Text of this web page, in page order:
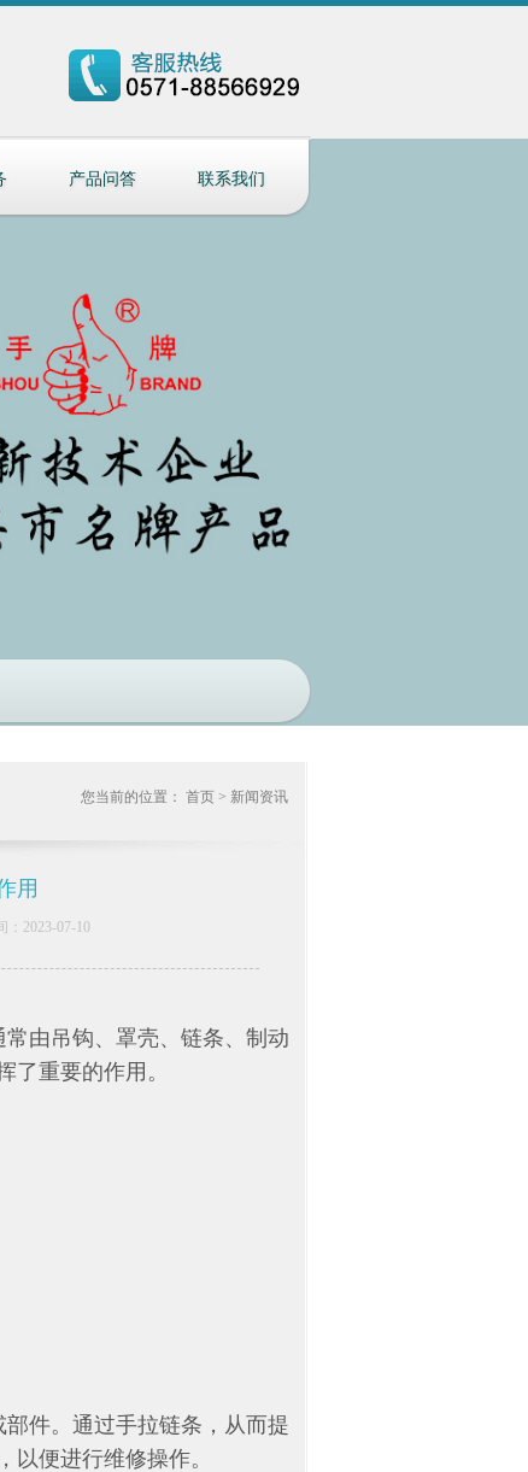
产品问答 联系我们
您当前的位置： 首页 > 新闻资讯
用
2023-07-10
由吊钩、罩壳、链条、制动
了重要的作用。
件。通过手拉链条，从而提
以便进行维修操作。